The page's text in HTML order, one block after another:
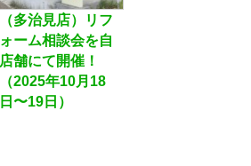
（多治見店）リフ
ォーム相談会を自
店舗にて開催！
（2025年10月18
日〜19日）